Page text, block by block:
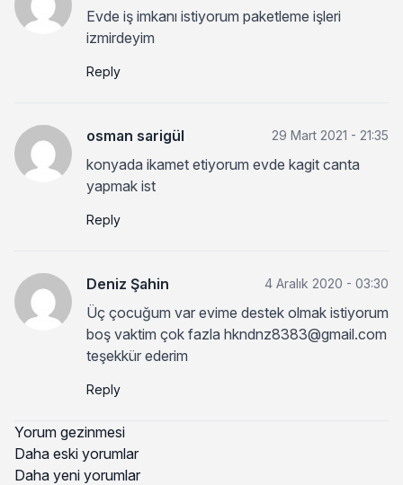
Evde iş imkanı istiyorum paketleme işleri
izmirdeyim
Reply
osman sarigül 29 Mart 2021 - 21:35
konyada ikamet etiyorum evde kagit canta
yapmak ist
Reply
Deniz Şahin 4 Aralık 2020 - 03:30
Üç çocuğum var evime destek olmak istiyorum
boş vaktim çok fazla hkndnz8383@gmail.com
teşekkür ederim
Reply
Yorum gezinmesi
Daha eski yorumlar
Daha yeni yorumlar